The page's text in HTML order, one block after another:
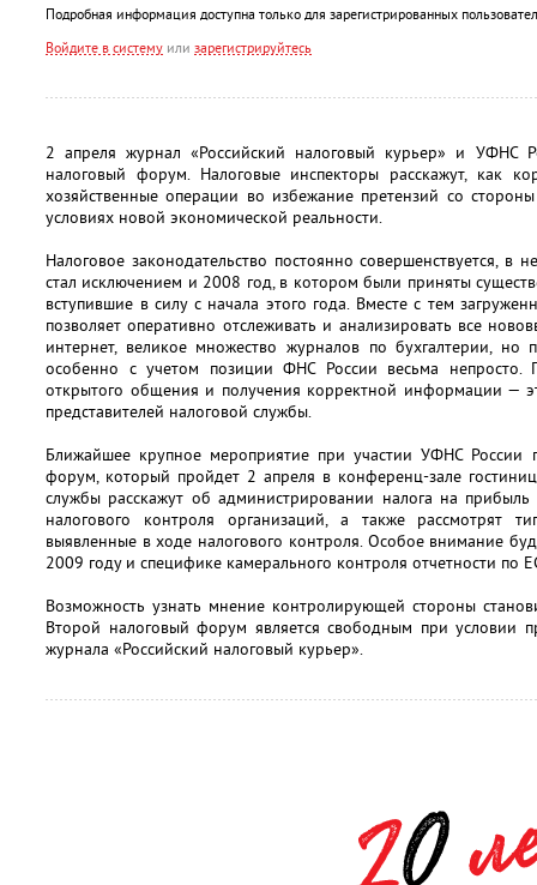
Подробная информация доступна только для зарегистрированных
Войдите в систему или зарегистрируйтесь
2 апреля журнал «Российский налоговый курьер» и УФНС
налоговый форум. Налоговые инспекторы расскажут, как
хозяйственные операции во избежание претензий со
условиях новой экономической реальности.
Налоговое законодательство постоянно совершенствуется, в
стал исключением и 2008 год, в котором были приняты
вступившие в силу с начала этого года. Вместе с тем
позволяет оперативно отслеживать и анализировать все
интернет, великое множество журналов по бухгалтерии,
особенно с учетом позиции ФНС России весьма непросто.
открытого общения и получения корректной информации —
представителей налоговой службы.
Ближайшее крупное мероприятие при участии УФНС
форум, который пройдет 2 апреля в конференц-зале
службы расскажут об администрировании налога на
налогового контроля организаций, а также рассмотрят
выявленные в ходе налогового контроля. Особое внимание
2009 году и специфике камерального контроля отчетности по
Возможность узнать мнение контролирующей стороны
Второй налоговый форум является свободным при условии
журнала «Российский налоговый курьер».